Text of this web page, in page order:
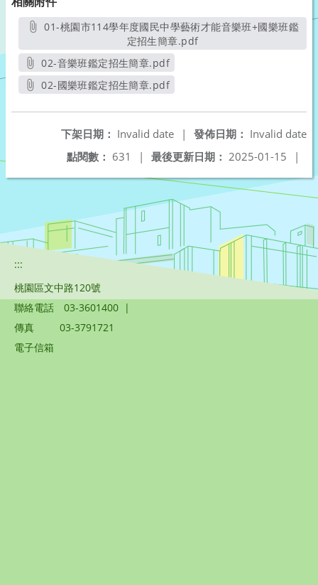
01-桃園市114學年度國民中學藝術才能音樂班+國樂班鑑
定招生簡章.pdf另開新視窗
02-音樂班鑑定招生簡章.pdf
另開新視窗
02-國樂班鑑定招生簡章.pdf
發佈日期： Invalid date
下架日期： Invalid date
|
最後更新日期： 2025-01-15 |
點閱數： 631 |
:::
桃園區文中路120號
聯絡電話
03-3601400 |
傳真
03-3791721
電子信箱